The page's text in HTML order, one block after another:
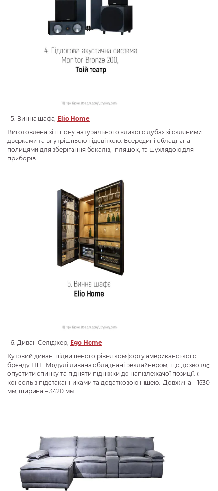
Винна шафа, Elio Home
Виготовлена зі шпону натурального «дикого дуба» зі скляними
дверками та внутрішньою підсвіткою. Всередині обладнана
полицями для зберігання бокалів, пляшок, та шухлядою для
приборів.
Диван Селіджер, Ego Home
Кутовий диван підвищеного рівня комфорту американського
бренду HTL. Модулі дивана обладнані реклайнером, що дозволяє
опустити спинку та підняти підніжки до напівлежачої позиції. Є
консоль з підстаканниками та додатковою нішею. Довжина – 1630
мм, ширина – 3420 мм.